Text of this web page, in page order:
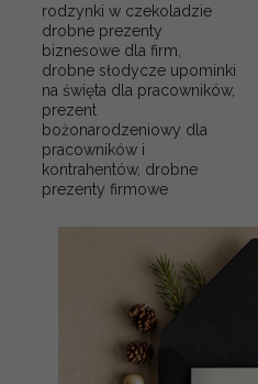
rodzynki w czekoladzie
drobne prezenty
biznesowe dla firm,
drobne słodycze upominki
na święta dla pracowników,
prezent
bożonarodzeniowy dla
pracowników i
kontrahentów, drobne
prezenty firmowe